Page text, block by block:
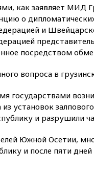
как заявляет МИД
о
и
посредством
вопроса в
государствами
из установок
и разрушили
Южной Осетии,
и после пяти